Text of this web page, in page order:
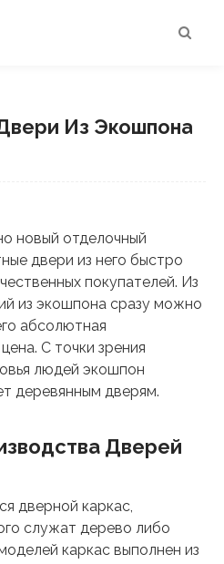
Из Экошпона
новый отделочный
двери из него быстро
покупателей. Из
из экошпона сразу можно
абсолютная
С точки зрения
людей экошпон
деревянным дверям.
Дверей
дверной каркас,
служат дерево либо
каркас выполнен из